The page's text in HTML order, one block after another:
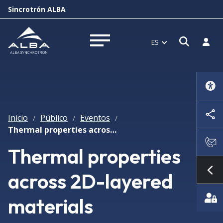
Sincrotrón ALBA
Abrir menú ES Abrir
Inicio / Público / Eventos /
Thermal properties across 2D-layered materials
Thermal properties
across 2D-layered
materials